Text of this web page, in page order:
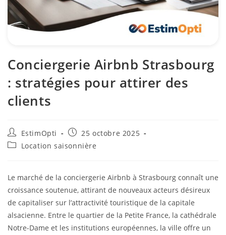
Conciergerie Airbnb Strasbourg
: stratégies pour attirer des
clients
EstimOpti
25 octobre 2025
Location saisonnière
Le marché de la conciergerie Airbnb à Strasbourg connaît une
croissance soutenue, attirant de nouveaux acteurs désireux
de capitaliser sur l’attractivité touristique de la capitale
alsacienne. Entre le quartier de la Petite France, la cathédrale
Notre-Dame et les institutions européennes, la ville offre un